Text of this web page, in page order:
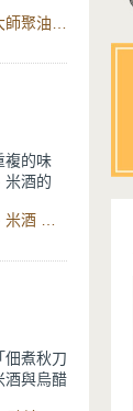
絲，每
早上可
複的味
米酒的
食材：花枝丸、薑片、蒜頭、辣椒、九層塔、蔥、黑麻油、米酒 、醬油 、醬油膏 、冰糖 、水、聚油不沾平煎鍋
佃煮秋刀
酒與烏醋